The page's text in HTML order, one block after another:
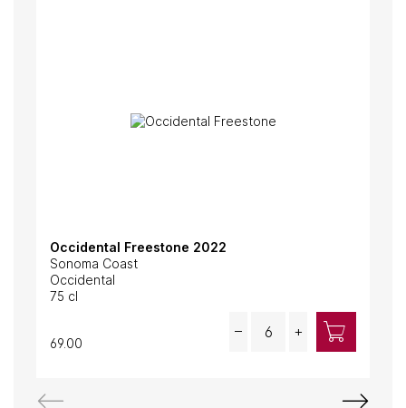
Occidental Freestone 2022
Sonoma Coast
Occidental
75 cl
69.00
– +